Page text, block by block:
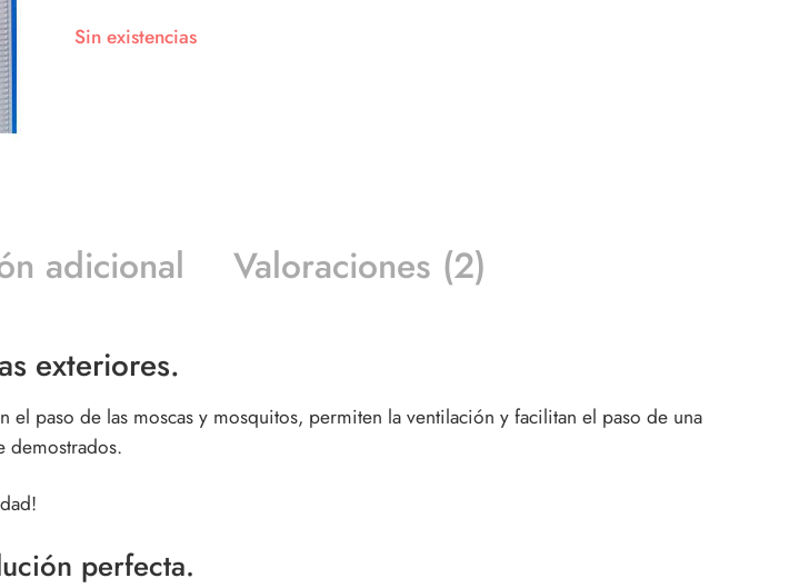
Sin existencias
adicional Valoraciones (2)
exteriores.
paso de las moscas y mosquitos, permiten la ventilación y facilitan el paso de una
demostrados.
perfecta.